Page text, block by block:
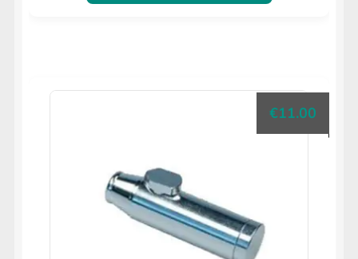
€11.00